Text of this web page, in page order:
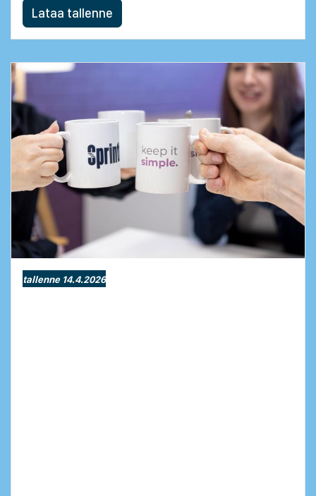
Lataa tallenne
tallenne 14.4.2026